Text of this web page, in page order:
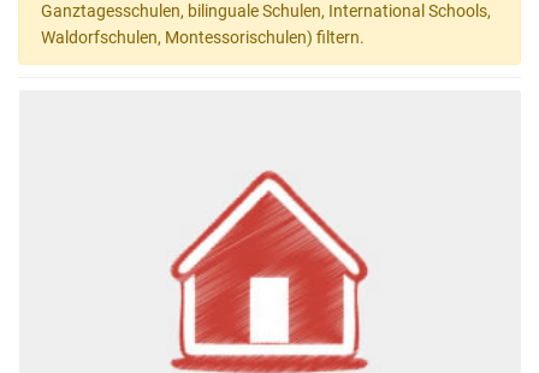
Ganztagesschulen, bilinguale Schulen, International Schools,
Waldorfschulen, Montessorischulen) filtern.